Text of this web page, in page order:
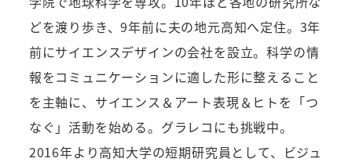
どを渡り歩き、9年前に夫の地元高知へ定住。3年
前にサイエンスデザインの会社を設立。科学の情
報をコミュニケーションに適した形に整えること
を主軸に、サイエンス＆アート表現＆ヒトを「つ
なぐ」活動を始める。グラレコにも挑戦中。
2016年より高知大学の短期研究員として、ビジュ